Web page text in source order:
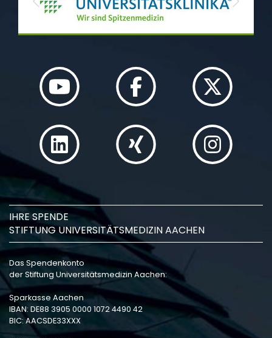
Previous Next
IHRE SPENDE
STIFTUNG UNIVERSITÄTSMEDIZIN AACHEN
Das Spendenkonto
der Stiftung Universitätsmedizin Aachen:
Sparkasse Aachen
IBAN: DE88 3905 0000 1072 4490 42
BIC: AACSDE33XXX